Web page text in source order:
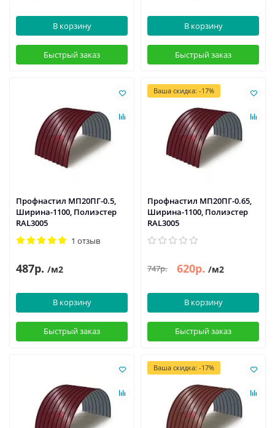
В корзину
Быстрый заказ
В корзину
Быстрый заказ
Профнастил МП20ПГ-0.5,
Ширина-1100, Полиэстер
RAL3005
1 отзыв
487р. /м2
В корзину
Быстрый заказ
Ваша скидка: -17%
Профнастил МП20ПГ-0.65,
Ширина-1100, Полиэстер
RAL3005
747р. 620р. /м2
В корзину
Быстрый заказ
Ваша скидка: -17%